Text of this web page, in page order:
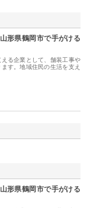
形県鶴岡市で手がける
る企業として、舗装工事や
す。地域住民の生活を支え
形県鶴岡市で手がける